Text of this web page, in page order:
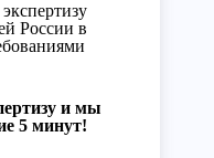
России в
и мы
5 минут!